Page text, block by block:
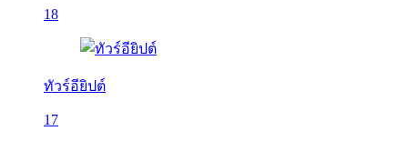
18
ทัวร์อียิปต์
17